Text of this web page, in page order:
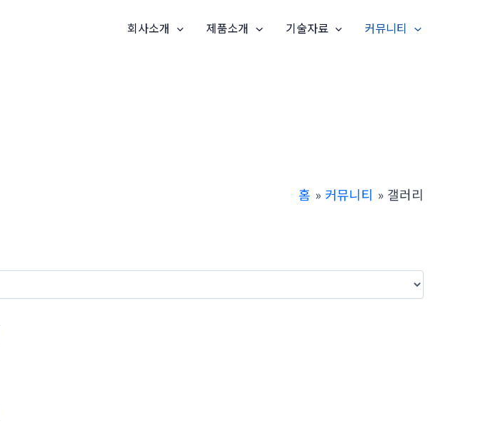
회사소개 제품소개 기술자료 커뮤니티
홈 커뮤니티 갤러리